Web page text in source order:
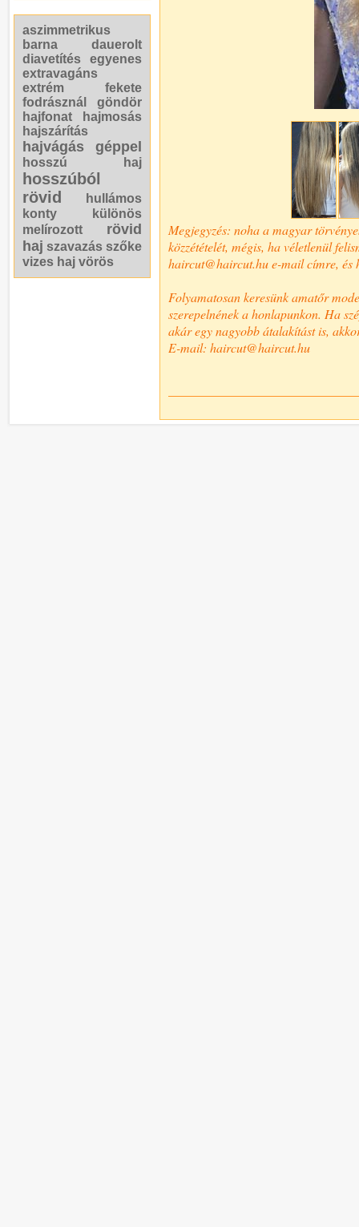
aszimmetrikus
barna
dauerolt
diavetítés
egyenes
extravagáns
extrém
fekete
fodrásznál
göndör
hajfonat
hajmosás
hajszárítás
hajvágás géppel
hosszú haj
hosszúból
rövid
hullámos
konty
különös
melírozott
rövid
haj szavazás szőke
vizes haj vörös
Megjegyzés: noha a magyar
közzétételét, mégis, ha véletlenül
haircut@haircut.hu e-mail címre,
Folyamatosan keresünk amatőr
szerepelnének a honlapunkon. Ha
akár egy nagyobb átalakítást is,
E-mail: haircut@haircut.hu